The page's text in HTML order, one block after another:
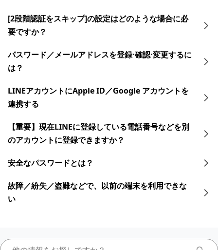
[2段階認証をスキップ]の設定はどのような場合に必
要ですか？
​パスワード／​メールアドレスを登録⋅確認⋅変更す るに
は？
LINEアカウントにApple ID／Google アカウントを
連携する
【重要】現在LINEに登録している電話番号などを別
のアカウントに登録できますか？
安全なパスワードとは？
故障／紛失／盗難などで、以前の端末を利用できな
い